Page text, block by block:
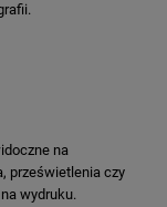
na
prześwietlenia czy
wydruku.